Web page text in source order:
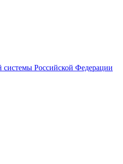
системы Российской Федерации